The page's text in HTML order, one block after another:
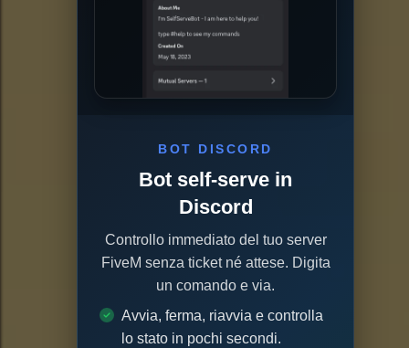
BOT DISCORD
Bot self-serve in
Discord
Controllo immediato del tuo server
FiveM senza ticket né attese. Digita
un comando e via.
Avvia, ferma, riavvia e controlla
lo stato in pochi secondi.